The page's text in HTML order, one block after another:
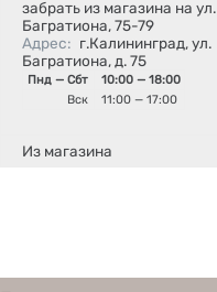
забрать из магазина на ул.
Багратиона, 75-79
Адрес: г.Калининград, ул.
Багратиона, д. 75
Пнд — Сбт
10:00 — 18:00
Вск
11:00 — 17:00
Из магазина